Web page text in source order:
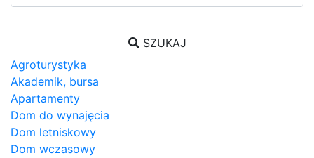
SZUKAJ
Agroturystyka
Akademik, bursa
Apartamenty
Dom do wynajęcia
Dom letniskowy
Dom wczasowy